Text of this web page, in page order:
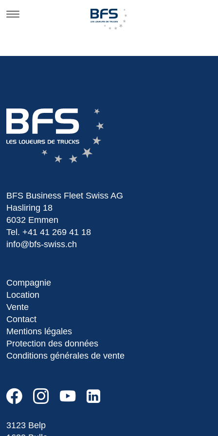
BFS Business Fleet Swiss AG
Hasliring 18
6032 Emmen
Tel. +41 41 269 41 18
info@bfs-swiss.ch
Compagnie
Location
Vente
Contact
Mentions légales
Protection des données
Conditions générales de vente
3123 Belp